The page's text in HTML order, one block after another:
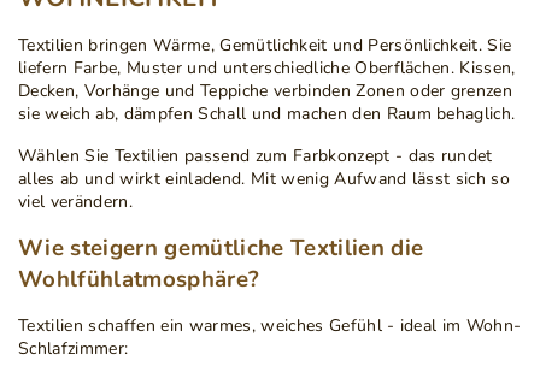
Textilien bringen Wärme, Gemütlichkeit und Persönlichkeit. Sie
liefern Farbe, Muster und unterschiedliche Oberflächen. Kissen,
Decken, Vorhänge und Teppiche verbinden Zonen oder grenzen
sie weich ab, dämpfen Schall und machen den Raum behaglich.
Wählen Sie Textilien passend zum Farbkonzept - das rundet
alles ab und wirkt einladend. Mit wenig Aufwand lässt sich so
viel verändern.
Wie steigern gemütliche Textilien die
Wohlfühlatmosphäre?
Textilien schaffen ein warmes, weiches Gefühl - ideal im Wohn-
Schlafzimmer: